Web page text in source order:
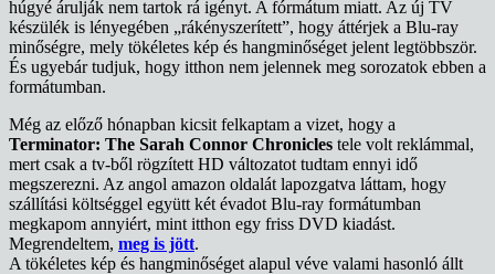
húgyé árulják nem tartok rá igényt. A fórmátum miatt. Az új TV
készülék is lényegében „rákényszerített”, hogy áttérjek a Blu-ray
minőségre, mely tökéletes kép és hangminőséget jelent legtöbbször.
És ugyebár tudjuk, hogy itthon nem jelennek meg sorozatok ebben a
formátumban.
Még az előző hónapban kicsit felkaptam a vizet, hogy a
Terminator: The Sarah Connor Chronicles tele volt reklámmal,
mert csak a tv-ből rögzített HD változatot tudtam ennyi idő
megszerezni. Az angol amazon oldalát lapozgatva láttam, hogy
szállítási költséggel együtt két évadot Blu-ray formátumban
megkapom annyiért, mint itthon egy friss DVD kiadást.
Megrendeltem, meg is jött.
A tökéletes kép és hangminőséget alapul véve valami hasonló állt